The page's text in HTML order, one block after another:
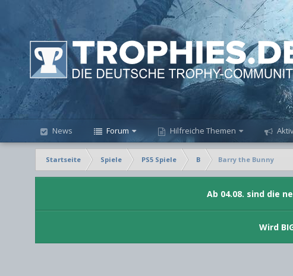
News Forum Hilfreiche Themen
Startseite Spiele PS5 Spiele B Barry the Bunny
Ab 04.08. sind die
Wird